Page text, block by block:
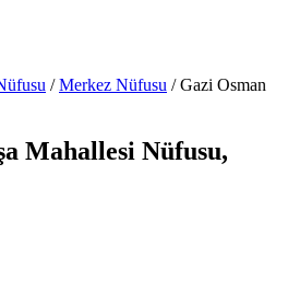
/ Merkez Nüfusu /Gazi Osman
Mahallesi Nüfusu,